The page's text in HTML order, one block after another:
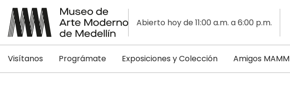
Abierto hoy de 11:00 a.m. a 6:00 p.m.
Visítanos Prográmate Exposiciones y Colección Amigos MAMM